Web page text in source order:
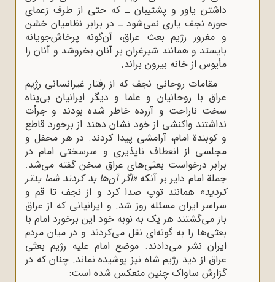
داشتن یاور و پشتیبان ـ که حتی از طرف زعمای
حوزه نجف یاری نمی‌شود ـ در برابر نظامیان خشن
و مغرور رژیم بعث عراق، آن‌گونه پرخاش‌جویانه
بایستد و همانند شیرغران بر آنان بخروشد و آنان را
مأیوس از خانه بیرون براند.
مقامات روحانی نجف که از رفتار غیرانسانی رژیم
عراق با روحانیان و علما و دیگر ایرانیان بی‌پناه
سخت ناراحت و آزرده خاطر شده بودند و جرأت
نداشتند واکنشی از خود نشان دهند از برخورد قاطع
و کوبندة امام، آرامشی پیدا کردند. در هر محفل و
مجلسی از انعطاف ‌ناپذیری و سرسختی امام در
برابر درخواست بعثی‌های عراق سخن گفته می‌شد.
جملة امام دایر بر آنکه«اگر آن‌ها بد کردند شما بدتر
کردید» همانند توپ صدا کرد و از نجف تا قم و
سراسر ایران مسئله روز شد. و ایرانیانی که از عراق
باز می‌گشتند هر یک به نوبه خود این برخورد امام با
بعثی‌ها را به گونه‌ای نقل می‌کردند و در میان مردم
ایران نشر می‌دادند. موضع امام علیه رژیم بعثی
عراق از دید رژیم شاه نیز پوشیده نماند. چنان که در
گزارش ساواک چنین منعکس شده است: